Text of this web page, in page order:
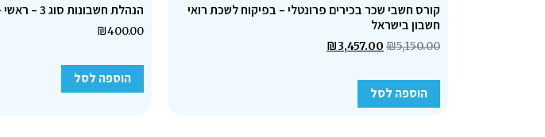
קורס חשבי שכר בכירים פרונטלי – בפיקוח לשכת רואי
חשבון בישראל
₪5,150.00
₪3,457.00
הוספה לסל
הנהלת חשבונות סוג 3 – ראשי – בפיקוח משרד העבודה
₪400.00
הוספה לסל